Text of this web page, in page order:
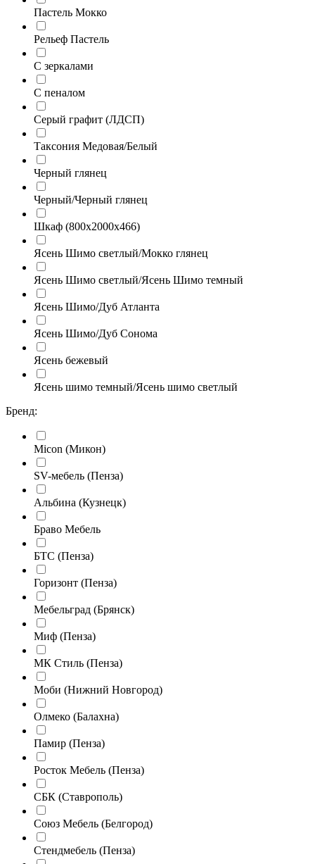
Пастель Мокко
Рельеф Пастель
С зеркалами
С пеналом
Серый графит (ЛДСП)
Таксония Медовая/Белый
Черный глянец
Черный/Черный глянец
Шкаф (800х2000х466)
Ясень Шимо светлый/Мокко глянец
Ясень Шимо светлый/Ясень Шимо темный
Ясень Шимо/Дуб Атланта
Ясень Шимо/Дуб Сонома
Ясень бежевый
Ясень шимо темный/Ясень шимо светлый
Бренд:
Micon (Микон)
SV-мебель (Пенза)
Альбина (Кузнецк)
Браво Мебель
БТС (Пенза)
Горизонт (Пенза)
Мебельград (Брянск)
Миф (Пенза)
МК Стиль (Пенза)
Моби (Нижний Новгород)
Олмеко (Балахна)
Памир (Пенза)
Росток Мебель (Пенза)
СБК (Ставрополь)
Союз Мебель (Белгород)
Стендмебель (Пенза)